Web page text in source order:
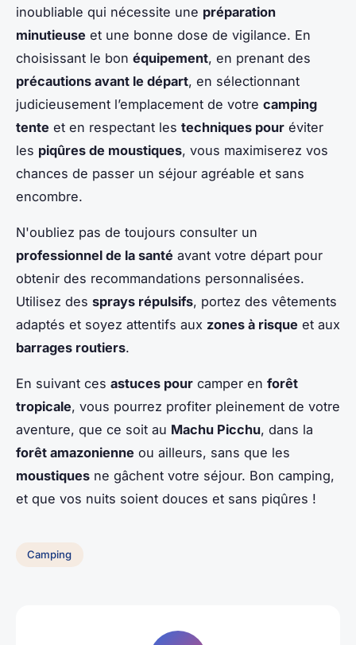
inoubliable qui nécessite une préparation
minutieuse et une bonne dose de vigilance. En
choisissant le bon équipement, en prenant des
précautions avant le départ, en sélectionnant
judicieusement l’emplacement de votre camping
tente et en respectant les techniques pour éviter
les piqûres de moustiques, vous maximiserez vos
chances de passer un séjour agréable et sans
encombre.
N'oubliez pas de toujours consulter un
professionnel de la santé avant votre départ pour
obtenir des recommandations personnalisées.
Utilisez des sprays répulsifs, portez des vêtements
adaptés et soyez attentifs aux zones à risque et aux
barrages routiers.
En suivant ces astuces pour camper en forêt
tropicale, vous pourrez profiter pleinement de votre
aventure, que ce soit au Machu Picchu, dans la
forêt amazonienne ou ailleurs, sans que les
moustiques ne gâchent votre séjour. Bon camping,
et que vos nuits soient douces et sans piqûres !
Camping